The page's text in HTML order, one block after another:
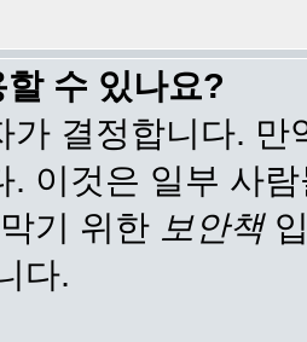
수 있나요?
가 결정합니다.
. 이것은 일부 사
기 위한 보안책
다.